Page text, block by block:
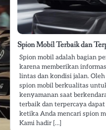
Spion Mobil Terbaik dan
Spion mobil adalah bagian
karena memberikan
lintas dan kondisi jalan.
spion mobil berkualitas
kenyamanan saat
terbaik dan terpercaya
ketika Anda mencari spion
Kami hadir […]